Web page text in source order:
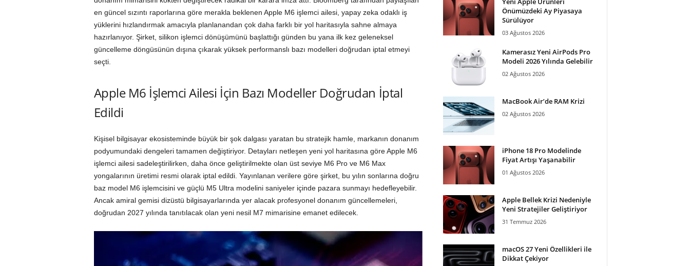
en güncel sızıntı raporlarına göre merakla beklenen Apple M6 işlemci ailesi, yapay zeka odaklı iş
yüklerini hızlandırmak amacıyla planlanandan çok daha farklı bir yol haritasıyla sahne almaya
hazırlanıyor. Şirket, silikon işlemci dönüşümünü başlattığı günden bu yana ilk kez geleneksel
güncelleme döngüsünün dışına çıkarak yüksek performanslı bazı modelleri doğrudan iptal etmeyi
seçti.
Apple M6 İşlemci Ailesi İçin Bazı Modeller Doğrudan İptal
Edildi
Kişisel bilgisayar ekosisteminde büyük bir şok dalgası yaratan bu stratejik hamle, markanın donanım
podyumundaki dengeleri tamamen değiştiriyor. Detayları netleşen yeni yol haritasına göre Apple M6
işlemci ailesi sadeleştirilirken, daha önce geliştirilmekte olan üst seviye M6 Pro ve M6 Max
yongalarının üretimi resmi olarak iptal edildi. Yayınlanan verilere göre şirket, bu yılın sonlarına doğru
baz model M6 işlemcisini ve güçlü M5 Ultra modelini saniyeler içinde pazara sunmayı hedefleyebilir.
Ancak amiral gemisi dizüstü bilgisayarlarında yer alacak profesyonel donanım güncellemeleri,
doğrudan 2027 yılında tanıtılacak olan yeni nesil M7 mimarisine emanet edilecek.
Önümüzdeki Ay Piyasaya
Sürülüyor
03 Ağustos 2026
Kamerasız Yeni AirPods Pro
Modeli 2026 Yılında Gelebilir
02 Ağustos 2026
MacBook Air’de RAM Krizi
02 Ağustos 2026
iPhone 18 Pro Modelinde
Fiyat Artışı Yaşanabilir
01 Ağustos 2026
Apple Bellek Krizi Nedeniyle
Yeni Stratejiler Geliştiriyor
31 Temmuz 2026
macOS 27 Yeni Özellikleri ile
Dikkat Çekiyor